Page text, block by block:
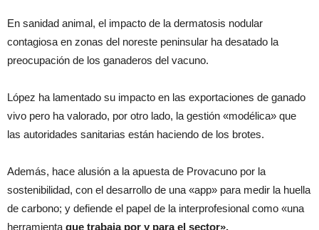
En sanidad animal, el impacto de la dermatosis nodular
contagiosa en zonas del noreste peninsular ha desatado la
preocupación de los ganaderos del vacuno.
López ha lamentado su impacto en las exportaciones de ganado
vivo pero ha valorado, por otro lado, la gestión «modélica» que
las autoridades sanitarias están haciendo de los brotes.
Además, hace alusión a la apuesta de Provacuno por la
sostenibilidad, con el desarrollo de una «app» para medir la huella
de carbono; y defiende el papel de la interprofesional como «una
herramienta que trabaja por y para el sector».